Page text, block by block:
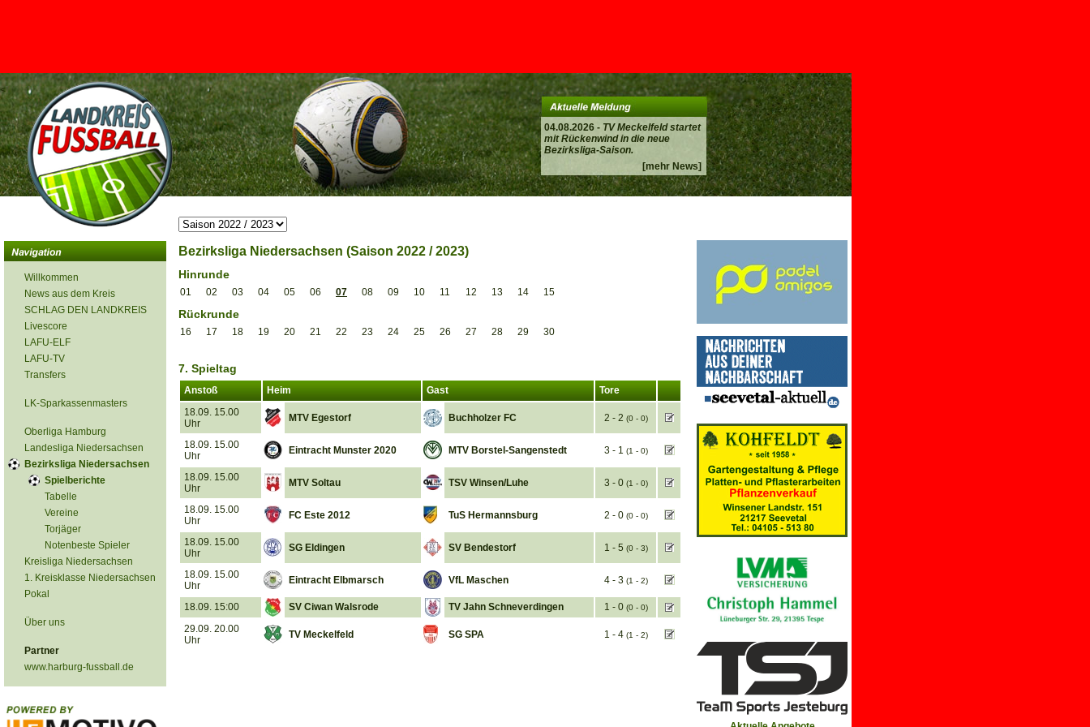
04.08.2026 - TV Meckelfeld startet
mit Rückenwind in die neue
Bezirksliga-Saison.
[mehr News]
<
Willkommen
News aus dem Kreis
SCHLAG DEN LANDKREIS
Livescore
LAFU-ELF
LAFU-TV
Transfers
LK-Sparkassenmasters
Oberliga Hamburg
Landesliga Niedersachsen
Bezirksliga Niedersachsen
Spielberichte
Tabelle
Vereine
Torjäger
Notenbeste Spieler
Kreisliga Niedersachsen
1. Kreisklasse Niedersachsen
Pokal
Über uns
Partner
www.harburg-fussball.de
Bezirksliga Niedersachsen (Saison 2022 / 2023)
Hinrunde
01 02 03 04 05 06 07 08 09 10 11 12 13 14 15
Rückrunde
16 17 18 19 20 21 22 23 24 25 26 27 28 29 30
7. Spieltag
Anstoß Heim Gast
Tore
18.09. 15.00
Uhr
MTV Egestorf Buchholzer FC 2 - 2 (0 - 0)
18.09. 15.00
Uhr
Eintracht Munster 2020 MTV Borstel-Sangenstedt 3 - 1 (1 - 0)
18.09. 15.00
Uhr
MTV Soltau TSV Winsen/Luhe 3 - 0 (1 - 0)
18.09. 15.00
Uhr
FC Este 2012 TuS Hermannsburg 2 - 0 (0 - 0)
18.09. 15.00
Uhr
SG Eldingen SV Bendestorf 1 - 5 (0 - 3)
18.09. 15.00
Uhr
Eintracht Elbmarsch VfL Maschen 4 - 3 (1 - 2)
18.09. 15:00 SV Ciwan Walsrode TV Jahn Schneverdingen 1 - 0 (0 - 0)
29.09. 20.00
Uhr
TV Meckelfeld SG SPA 1 - 4 (1 - 2)